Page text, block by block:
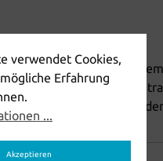
als auch Frauen mit
am Strand, im Garten
verwendet Cookies,
Erfahrung
...
Akzeptieren